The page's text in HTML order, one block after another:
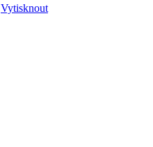
Vytisknout